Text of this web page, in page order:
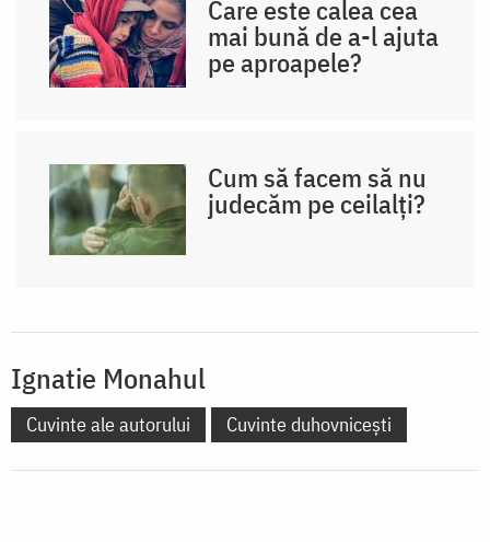
Care este calea cea
mai bună de a-l ajuta
pe aproapele?
Cum să facem să nu
judecăm pe ceilalți?
Ignatie Monahul
Cuvinte ale autorului Cuvinte duhovnicești